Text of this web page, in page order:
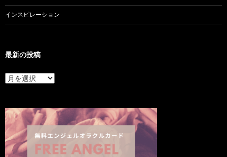
インスピレーション
最新の投稿
最
新
稿